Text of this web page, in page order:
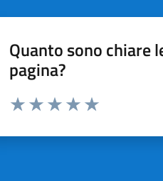
Quanto sono chiare
pagina?
Valuta da 1 a 5 stelle la pagina